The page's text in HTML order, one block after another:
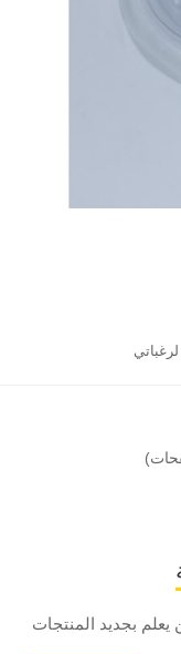
يعلم بجديد المنتجات